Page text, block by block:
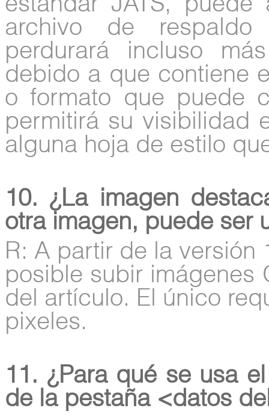
estándar JATS,
archivo de
perdurará incluso
debido a que contiene
o formato que puede
permitirá su visibilidad
alguna hoja de estilo
10. ¿La imagen
otra imagen, puede ser
R: A partir de la versión
posible subir imágenes
del artículo. El único
pixeles.
11. ¿Para qué se usa
de la pestaña <datos